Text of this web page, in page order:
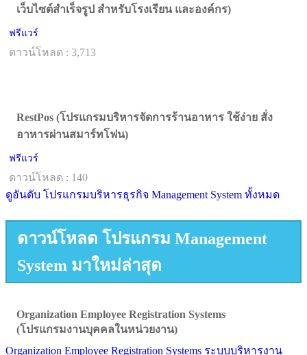
เว็บไซต์สำเร็จรูป สำหรับโรงเรียน และองค์กร)
ฟรีแวร์
ดาวน์โหลด : 3,713
RestPos (โปรแกรมบริหารจัดการร้านอาหาร ใช้ง่าย สั่ง
อาหารผ่านสมาร์ทโฟน)
ฟรีแวร์
ดาวน์โหลด : 140
ดูอันดับ โปรแกรมบริหารธุรกิจ Management System ทั้งหมด
ดาวน์โหลด โปรแกรม Management
System มาใหม่ล่าสุด
Organization Employee Registration Systems
(โปรแกรมงานบุคคลในหน่วยงาน)
Organization Employee Registration Systems ระบบบริหารงาน